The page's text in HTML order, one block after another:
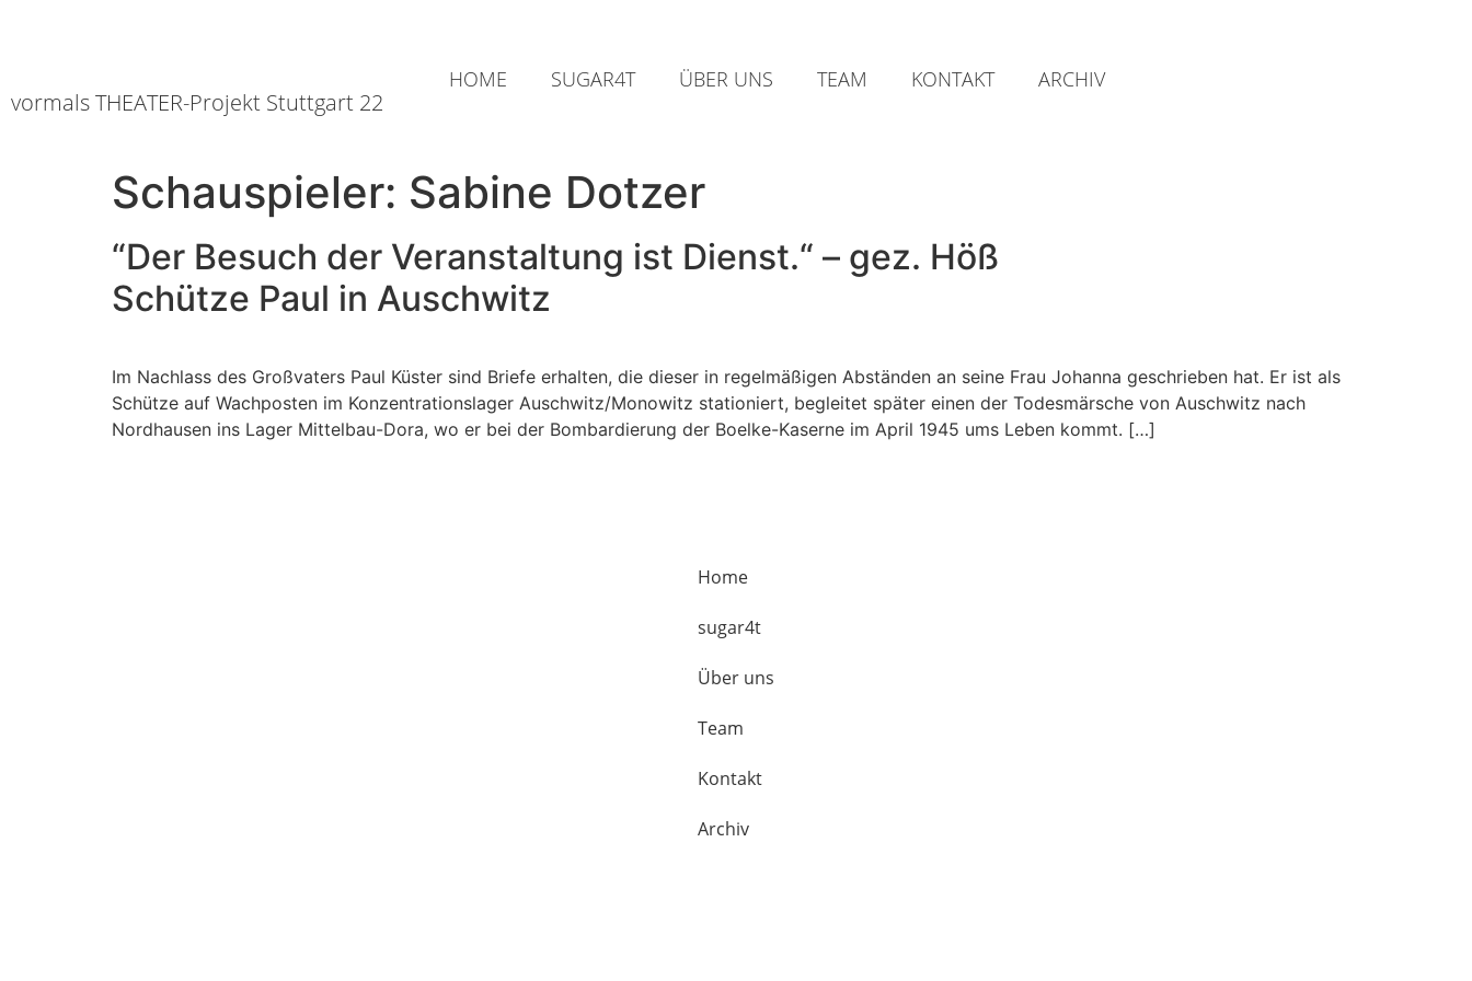
vormals THEATER-Projekt Stuttgart 22
HOME SUGAR4T ÜBER UNS TEAM KONTAKT ARCHIV
Schauspieler: Sabine Dotzer
“Der Besuch der Veranstaltung ist Dienst.“ – gez. Höß
Schütze Paul in Auschwitz
Im Nachlass des Großvaters Paul Küster sind Briefe erhalten, die dieser in regelmäßigen Abständen an seine Frau Johanna geschrieben hat. Er ist als
Schütze auf Wachposten im Konzentrationslager Auschwitz/Monowitz stationiert, begleitet später einen der Todesmärsche von Auschwitz nach
Nordhausen ins Lager Mittelbau-Dora, wo er bei der Bombardierung der Boelke-Kaserne im April 1945 ums Leben kommt. […]
Home
sugar4t
Über uns
Team
Kontakt
Archiv